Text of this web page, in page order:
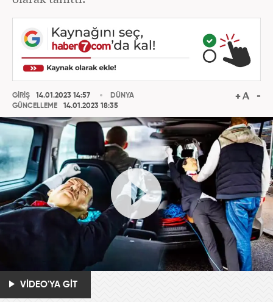
GİRİŞ
14.01.2023 14:57
GÜNCELLEME
14.01.2023 18:35
DÜNYA
VİDEO'YA GİT